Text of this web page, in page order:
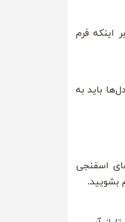
اینکه فرم
باید به
اسفنجی
بشویید.